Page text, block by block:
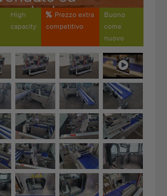
il mondo
High
capacity
Prezzo extra
competitivo
Buono
come
nuovo